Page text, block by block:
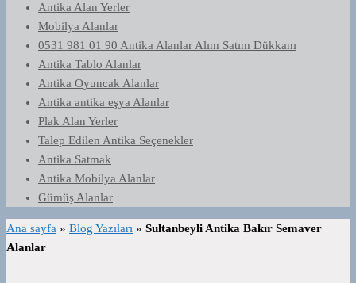
Antika Alan Yerler
Mobilya Alanlar
0531 981 01 90 Antika Alanlar Alım Satım Dükkanı
Antika Tablo Alanlar
Antika Oyuncak Alanlar
Antika antika eşya Alanlar
Plak Alan Yerler
Talep Edilen Antika Seçenekler
Antika Satmak
Antika Mobilya Alanlar
Gümüş Alanlar
Ana sayfa » Blog Yazıları » Sultanbeyli Antika Bakır Semaver
Alanlar